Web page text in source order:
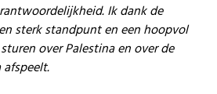
Ik dank de
sterk standpunt en een hoopvol
over Palestina en over de